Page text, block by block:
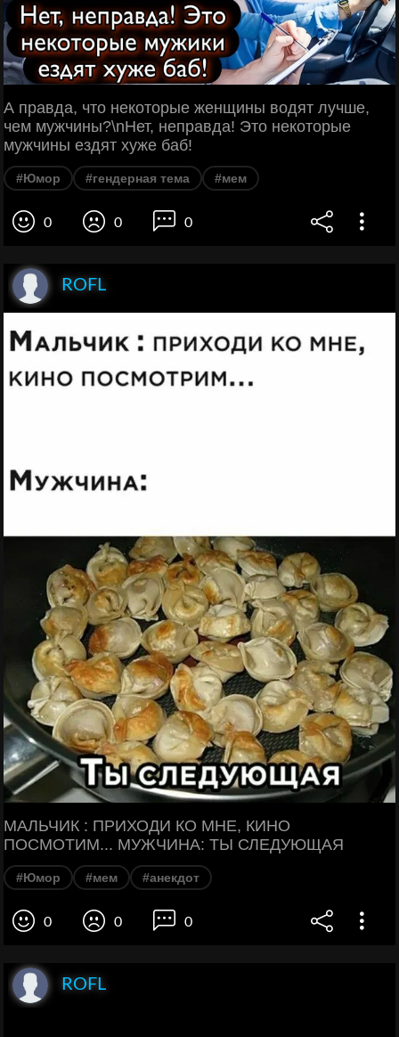
А правда, что некоторые женщины водят лучше,
чем мужчины?\nНет, неправда! Это некоторые
мужчины ездят хуже баб!
#Юмор #гендерная тема #мем
0 0 0
ROFL
МАЛЬЧИК : ПРИХОДИ КО МНЕ, КИНО
ПОСМОТИМ... МУЖЧИНА: ТЫ СЛЕДУЮЩАЯ
#Юмор #мем #анекдот
0 0 0
ROFL